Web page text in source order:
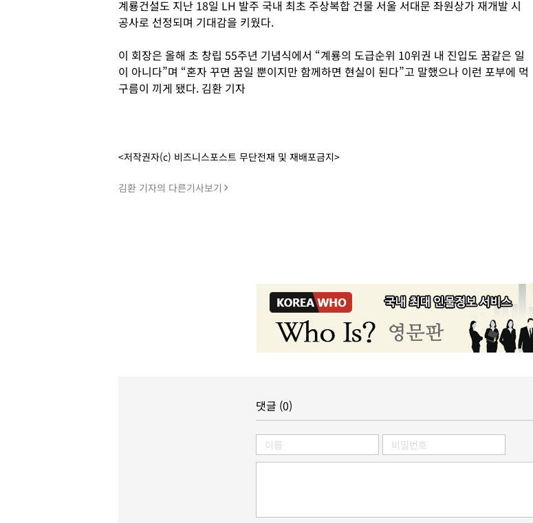
계룡건설도 지난 18일 LH 발주 국내 최초 주상복합 건물 서울 서대문 좌원상가 재개발 시
공사로 선정되며 기대감을 키웠다.
이 회장은 올해 초 창립 55주년 기념식에서 “계룡의 도급순위 10위권 내 진입도 꿈같은 일
이 아니다”며 “혼자 꾸면 꿈일 뿐이지만 함께하면 현실이 된다”고 말했으나 이런 포부에 먹
구름이 끼게 됐다. 김환 기자
<저작권자(c) 비즈니스포스트 무단전재 및 재배포금지>
김환 기자의 다른기사보기
댓글 (0)